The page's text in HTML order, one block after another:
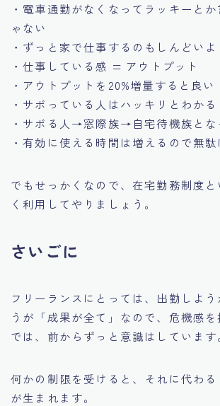
・電車通勤がなくなってラッキーと
ゃない
・ずっと家で仕事するのもしんどいよ
・仕事している感 = アウトプット
・アウトプットを20%増量すると良い
・サボっている人はハッキリとわかる
・サボる人→窓際族→自宅待機族とな
・有効に使える時間は増えるので無駄
でもせっかくなので、在宅勤務制度と
く利用してやりましょう。
さいごに
フリーランスにとっては、出勤しよ
うが「成果が全て」なので、危機感
では、前からずっと意識はしています
何かの制限を受けると、それに代わる
が生まれます。